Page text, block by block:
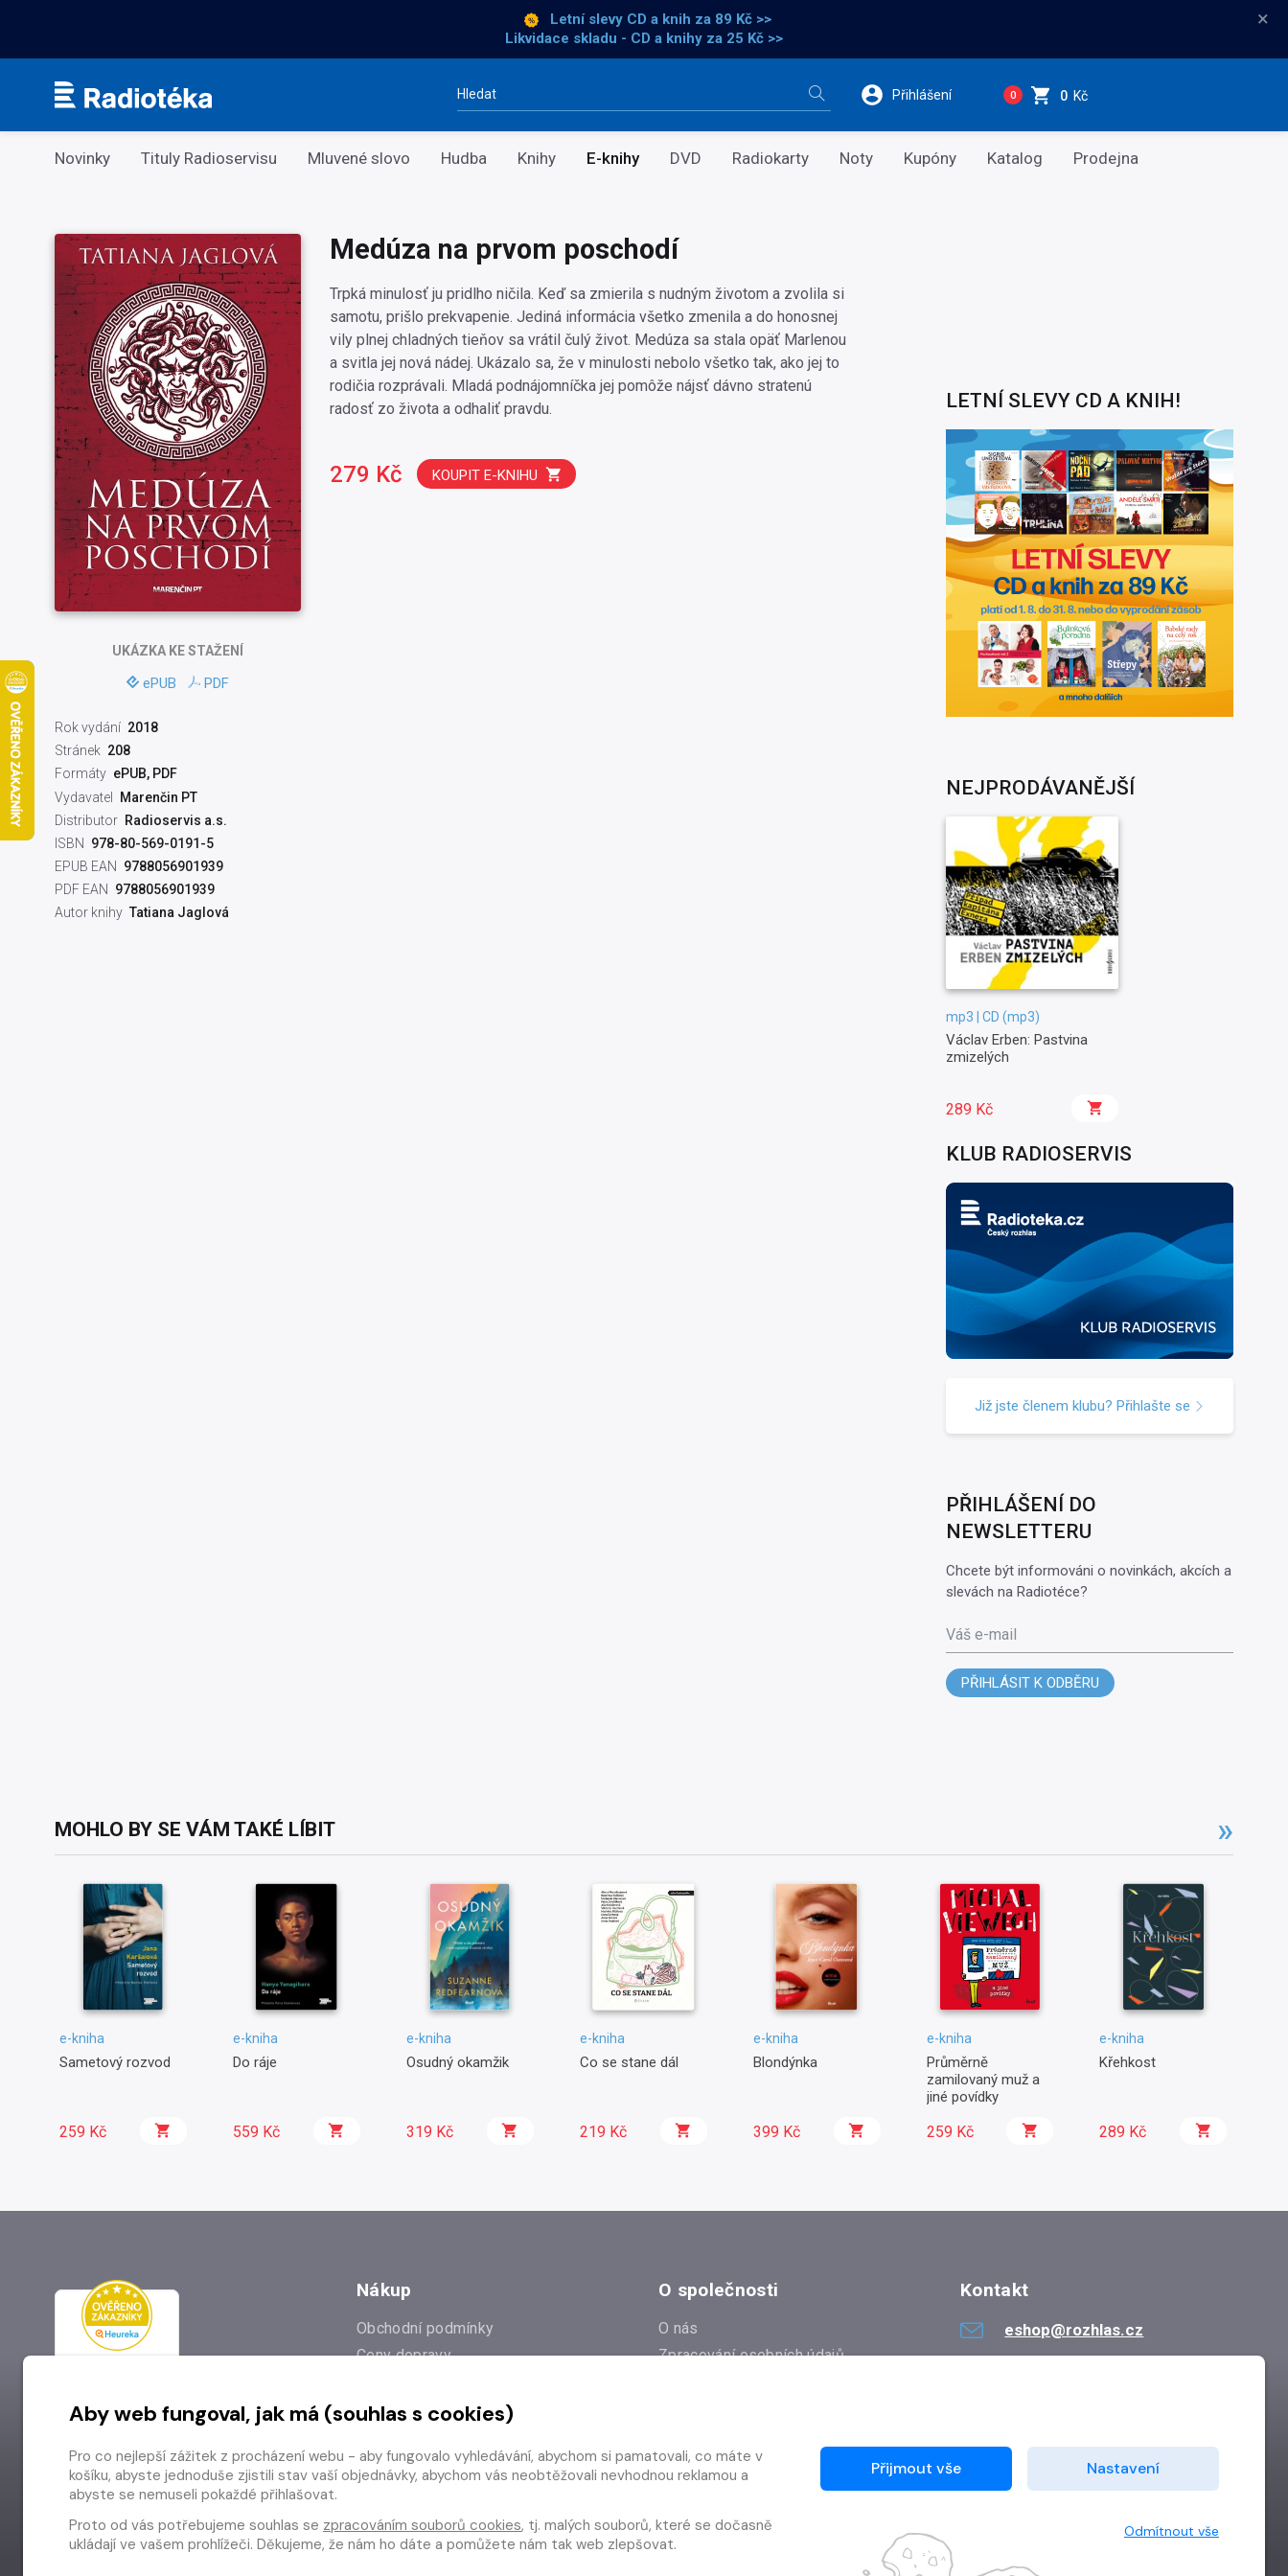
Letní slevy CD a knih za 89 Kč >>
Likvidace skladu - CD a knihy za 25 Kč >>
×
Vyhledávání Přihlášení 0 0 Kč
Kategorie
Novinky Tituly Radioservisu Mluvené slovo Hudba Knihy E-knihy DVD Radiokarty Noty Kupóny Katalog Prodejna
UKÁZKAKE STAŽENÍ
ePUB PDF
Rok vydání 2018
Stránek 208
Formáty ePUB, PDF
Vydavatel Marenčin PT
Distributor Radioservis a.s.
ISBN
978-80-569-0191-5
EPUB EAN
9788056901939
PDF EAN
9788056901939
Autor knihy Tatiana Jaglová
Medúza na prvom poschodí
Trpká minulosť ju pridlho ničila. Keď sa zmierila s nudným životom a zvolila si
samotu, prišlo prekvapenie. Jediná informácia všetko zmenila a do honosnej
vily plnej chladných tieňov sa vrátil čulý život. Medúza sa stala opäť Marlenou
a svitla jej nová nádej. Ukázalo sa, že v minulosti nebolo všetko tak, ako jej to
rodičia rozprávali. Mladá podnájomníčka jej pomôže nájsť dávno stratenú
radosť zo života a odhaliť pravdu.
279 Kč KOUPIT E-KNIHU
LETNÍ SLEVY CD A KNIH!
NEJPRODÁVANĚJŠÍ
mp3 | CD (mp3)
Václav Erben: Pastvina
zmizelých
289 Kč
KLUB RADIOSERVIS
Již jste členem klubu? Přihlašte se
PŘIHLÁŠENÍ DO
NEWSLETTERU
Chcete být informováni o novinkách, akcích a
slevách na Radiotéce?
Váš e-mail
PŘIHLÁSIT K ODBĚRU
MOHLO BY SE VÁM TAKÉ LÍBIT
e-kniha
Sametový rozvod
259 Kč
e-kniha
Do ráje
559 Kč
e-kniha
Osudný okamžik
319 Kč
e-kniha
Co se stane dál
219 Kč
e-kniha
Blondýnka
399 Kč
e-kniha
Průměrně
zamilovaný muž a
jiné povídky
259 Kč
e-kniha
Křehkost
289 Kč
Nákup
Obchodní podmínky
Ceny dopravy
Prodejna
Odstoupení od smlouvy
O společnosti
O nás
Zpracování osobních údajů
Kontakt
eshop@rozhlas.cz
Aby web fungoval, jak má (souhlas s cookies)
Pro co nejlepší zážitek z procházení webu - aby fungovalo vyhledávání, abychom si pamatovali, co máte v
košíku, abyste jednoduše zjistili stav vaší objednávky, abychom vás neobtěžovali nevhodnou reklamou a
abyste se nemuseli pokaždé přihlašovat.
Proto od vás potřebujeme souhlas se zpracováním souborů cookies, tj. malých souborů, které se dočasně
ukládají ve vašem prohlížeči. Děkujeme, že nám ho dáte a pomůžete nám tak web zlepšovat.
Přijmout vše Nastavení
Odmítnout vše